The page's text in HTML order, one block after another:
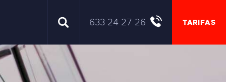
633 24 27 26 TARIFAS